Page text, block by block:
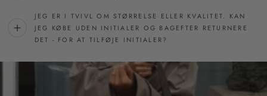
JEG ER I TVIVL OM STØRRELSE ELLER KVALITET. KAN
JEG KØBE UDEN INITIALER OG BAGEFTER RETURNERE
DET - FOR AT TILFØJE INITIALER?